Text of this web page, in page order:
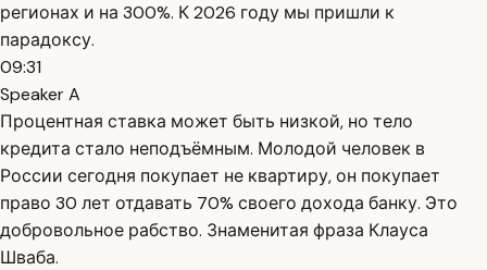
регионах и на 300%. К 2026 году мы пришли к
парадоксу.
09:31
Speaker A
Процентная ставка может быть низкой, но тело
кредита стало неподъёмным. Молодой человек в
России сегодня покупает не квартиру, он покупает
право 30 лет отдавать 70% своего дохода банку. Это
добровольное рабство. Знаменитая фраза Клауса
Шваба.